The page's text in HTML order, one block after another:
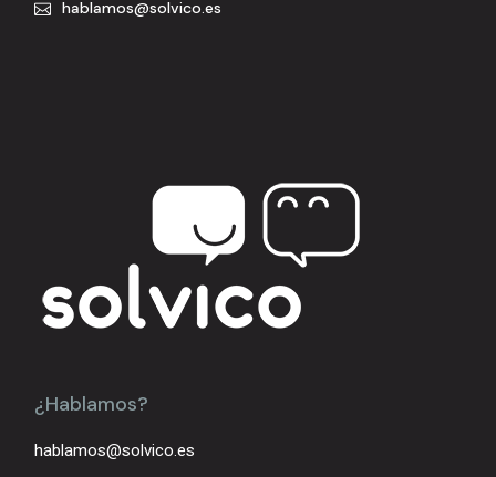
hablamos@solvico.es
¿Hablamos?
hablamos@solvico.es